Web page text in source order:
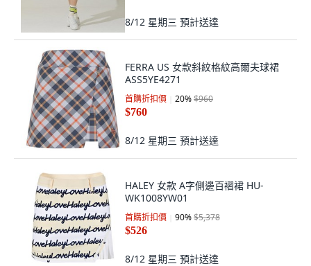
8/12 星期三 預計送達
FERRA US 女款斜紋格紋高爾夫球裙
ASS5YE4271
首購折扣價 20%$960
$760
8/12 星期三 預計送達
HALEY 女款 A字側邊百褶裙 HU-
WK1008YW01
首購折扣價 90%$5,378
$526
8/12 星期三 預計送達